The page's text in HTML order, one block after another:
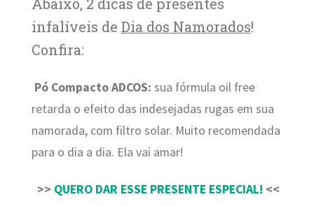
infalíveis de Dia dos Namorados!
Confira:
Pó Compacto ADCOS: sua fórmula oil free
retarda o efeito das indesejadas rugas em sua
namorada, com filtro solar. Muito recomendada
para o dia a dia. Ela vai amar!
>> QUERO DAR ESSE PRESENTE ESPECIAL! <<